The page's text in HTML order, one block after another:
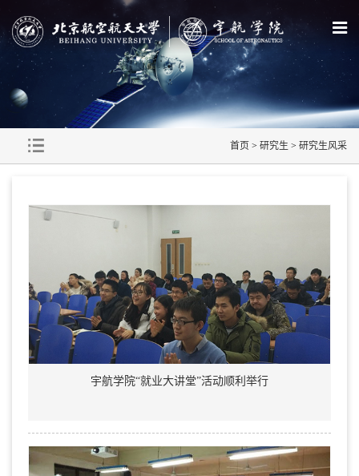
首页 > 研究生 > 研究生风采
宇航学院“就业大讲堂”活动顺利举行